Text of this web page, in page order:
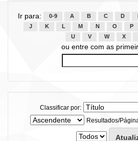
Ir para: 0-9 A B C D
J
K L M N O P
U
V W X
ou entre com as
Classificar por:
Resultados/